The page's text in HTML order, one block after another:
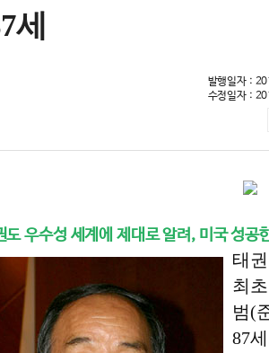
세
발행일자 :
수정일자 :
도 우수성 세계에 제대로 알려, 미국 성
태
최
범(
87